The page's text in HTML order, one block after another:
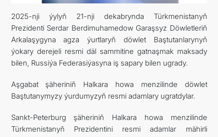
ARAGATNAŞYK
2025-nji ýylyň 21-nji dekabrynda Türkmenistanyň
Prezidenti Serdar Berdimuhamedow Garaşsyz Döwletleriň
Arkalaşygyna agza ýurtlaryň döwlet Baştutanlarynyň
ýokary derejeli resmi däl sammitine gatnaşmak maksady
bilen, Russiýa Federasiýasyna iş sapary bilen ugrady.
Aşgabat şäheriniň Halkara howa menzilinde döwlet
Baştutanymyzy ýurdumyzyň resmi adamlary ugratdylar.
Sankt-Peterburg şäheriniň Halkara howa menzilinde
Türkmenistanyň Prezidentini resmi adamlar mähirli